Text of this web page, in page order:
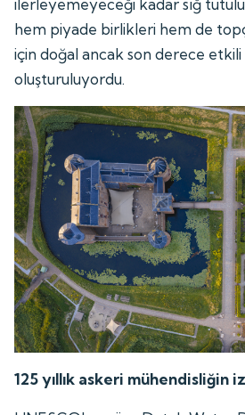
ilerleyemeyeceği kadar sığ
hem piyade birlikleri hem de
için doğal ancak son derece
oluşturuluyordu.
125 yıllık askeri mühendisliğin